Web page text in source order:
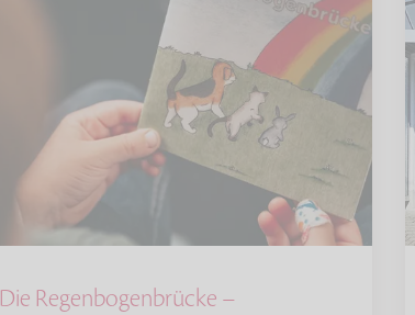
Die Regenbogenbrücke –